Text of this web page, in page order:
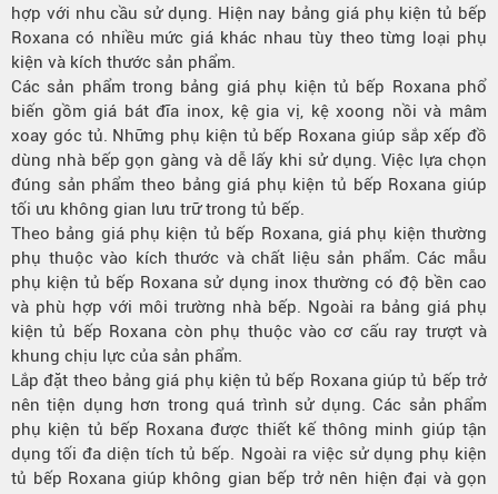
hợp với nhu cầu sử dụng. Hiện nay bảng giá phụ kiện tủ bếp
Roxana có nhiều mức giá khác nhau tùy theo từng loại phụ
kiện và kích thước sản phẩm.
Các sản phẩm trong bảng giá phụ kiện tủ bếp Roxana phổ
biến gồm giá bát đĩa inox, kệ gia vị, kệ xoong nồi và mâm
xoay góc tủ. Những phụ kiện tủ bếp Roxana giúp sắp xếp đồ
dùng nhà bếp gọn gàng và dễ lấy khi sử dụng. Việc lựa chọn
đúng sản phẩm theo bảng giá phụ kiện tủ bếp Roxana giúp
tối ưu không gian lưu trữ trong tủ bếp.
Theo bảng giá phụ kiện tủ bếp Roxana, giá phụ kiện thường
phụ thuộc vào kích thước và chất liệu sản phẩm. Các mẫu
phụ kiện tủ bếp Roxana sử dụng inox thường có độ bền cao
và phù hợp với môi trường nhà bếp. Ngoài ra bảng giá phụ
kiện tủ bếp Roxana còn phụ thuộc vào cơ cấu ray trượt và
khung chịu lực của sản phẩm.
Lắp đặt theo bảng giá phụ kiện tủ bếp Roxana giúp tủ bếp trở
nên tiện dụng hơn trong quá trình sử dụng. Các sản phẩm
phụ kiện tủ bếp Roxana được thiết kế thông minh giúp tận
dụng tối đa diện tích tủ bếp. Ngoài ra việc sử dụng phụ kiện
tủ bếp Roxana giúp không gian bếp trở nên hiện đại và gọn